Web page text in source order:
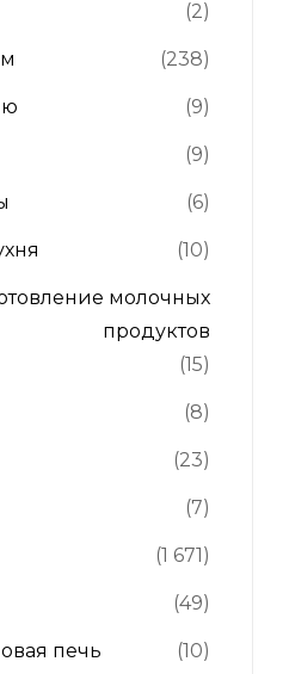
(2)
(238)
(9)
(9)
(6)
(10)
молочных
продуктов
(15)
(8)
(23)
(7)
(1 671)
(49)
печь (10)